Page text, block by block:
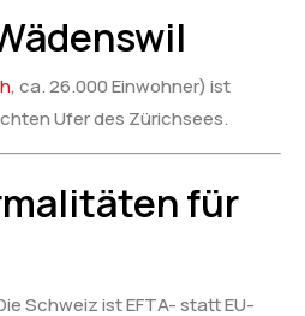
, ca. 26.000 Einwohner) ist
Ufer des Zürichsees.
für
Schweiz ist EFTA- statt EU-